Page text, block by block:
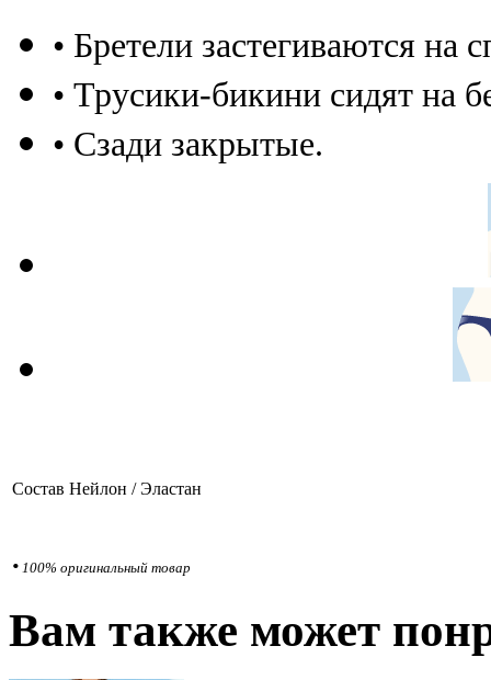
• Бретели застегиваются на
• Трусики-бикини сидят на
• Сзади закрытые.
Состав Нейлон / Эластан
• 100% оригинальный товар
Вам также может